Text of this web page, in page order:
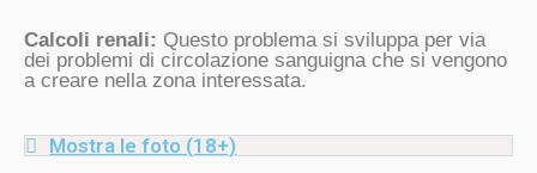
Calcoli renali: Questo problema si sviluppa per via
dei problemi di circolazione sanguigna che si vengono
a creare nella zona interessata.
Mostra le foto (18+)